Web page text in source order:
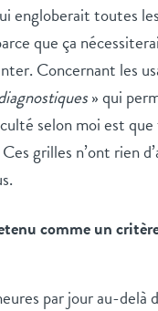
engloberait toutes
que ça
Concernant les
» qui
selon moi est
grilles n’ont rien
comme un
par jour au-delà